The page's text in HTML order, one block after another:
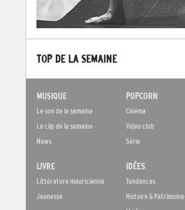
TOP DE LA SEMAINE
MUSIQUE
Le son de la semaine
Le clip de la semaine
News
POPCORN
Cinéma
Video club
Série
LIVRE
Littérature mauricienne
Jeunesse
IDÉES
Tendances
Histoire & Patrimoine